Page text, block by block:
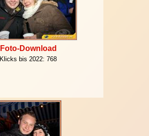
Foto-Download
Klicks bis 2022: 768